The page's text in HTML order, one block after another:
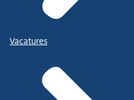
Vacatures